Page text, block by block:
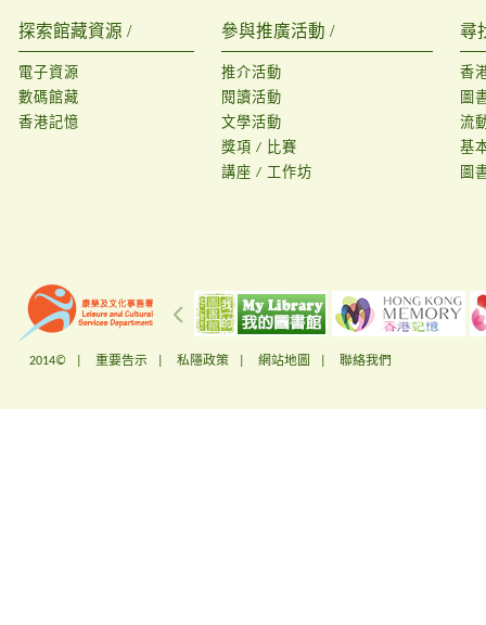
探索館藏資源 /
電子資源
數碼館藏
香港記憶
參與推廣活動 /
推介活動
閱讀活動
文學活動
獎項 / 比賽
講座 / 工作坊
尋
香
圖
流
基
圖
2014© | 重要告示 私隱政策 網站地圖 聯絡我們